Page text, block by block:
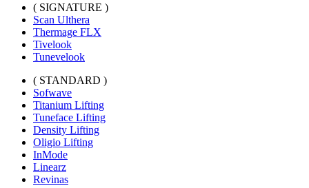
( SIGNATURE )
Scan Ulthera
Thermage FLX
Tivelook
Tunevelook
( STANDARD )
Sofwave
Titanium Lifting
Tuneface Lifting
Density Lifting
Oligio Lifting
InMode
Linearz
Revinas